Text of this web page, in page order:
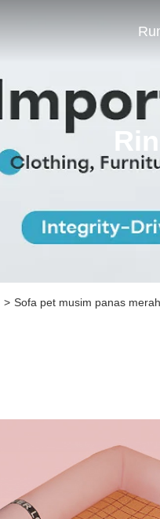
> Sofa pet musim panas